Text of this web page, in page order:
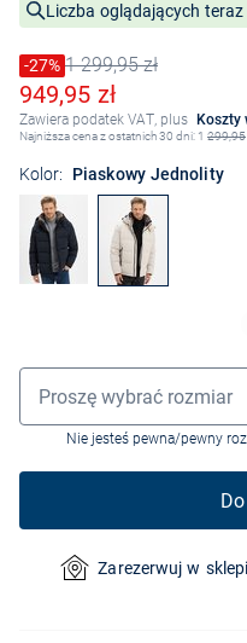
Liczba oglądających teraz
Cena obniżona o
-27%
Stara cena1 299,95 zł
Obniżona cena
949,95 zł
Zawiera podatek VAT, plus Koszty
Najniższa cena z ostatnich 30 dni: 1 299,95
Kolor: Piaskowy Jednolity
Wybór rozmiaru
Proszę wybrać rozmiar
Nie jesteś pewna/pewny
Zarezerwuj w